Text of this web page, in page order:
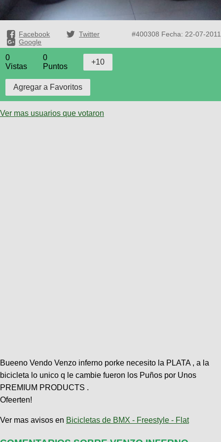
Facebook
Twitter
Google
#400308 Fecha: 22-07-2011
0
Vistas
0
Puntos
Ver mas usuarios que votaron
Bueeno Vendo Venzo inferno porke necesito la PLATA , a la
bicicleta lo unico q le cambie fueron los Puños por Unos
PREMIUM PRODUCTS .
Ofeerten!
Ver mas avisos en Bicicletas de BMX - Freestyle - Flat